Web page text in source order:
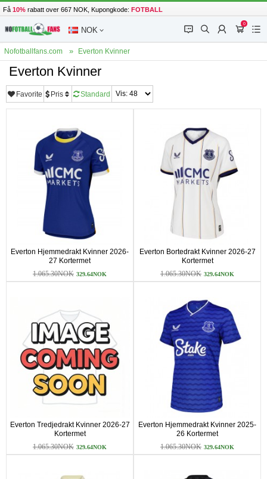
Få 10% rabatt over 667 NOK, Kupongkode: FOTBALL
NOK 󰂱 󰂨 󰃳
0
󰃦 󰃖
Nofotballfans.com Everton Kvinner
Everton Kvinner
Favorite Pris Standard
Everton Hjemmedrakt Kvinner 2026-
27 Kortermet
1.065.30NOK 329.64NOK
Everton Bortedrakt Kvinner 2026-27
Kortermet
1.065.30NOK 329.64NOK
Everton Tredjedrakt Kvinner 2026-27
Kortermet
1.065.30NOK 329.64NOK
Everton Hjemmedrakt Kvinner 2025-
26 Kortermet
1.065.30NOK 329.64NOK